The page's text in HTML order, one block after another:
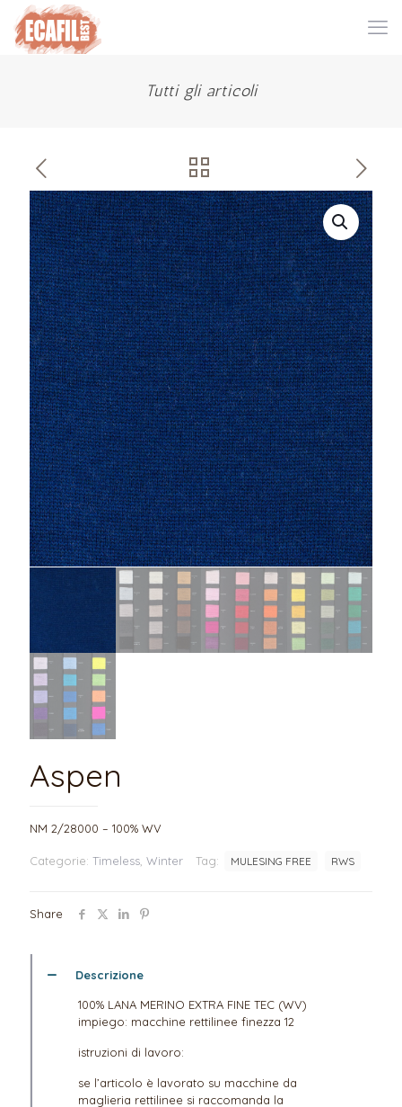
Tutti gli articoli
Aspen
NM 2/28000 – 100% WV
Categorie: Timeless Winter Tag: MULESING FREE RWS
Share
Descrizione
100% LANA MERINO EXTRA FINE TEC (WV)
impiego: macchine rettilinee finezza 12
istruzioni di lavoro:
se l’articolo è lavorato su macchine da
maglieria rettilinee si raccomanda la